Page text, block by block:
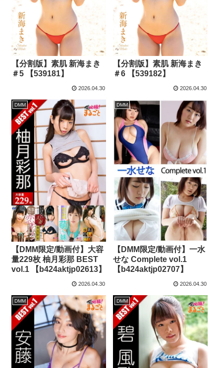
【分割版】素肌 新海まき
＃5 【539181】
2026.04.30
【分割版】素肌 新海まき
＃6 【539182】
2026.04.30
DMM
【DMM限定/動画付】大容
量229枚 柚月彩那 BEST
vol.1 【b424aktjp02613】
2026.04.30
DMM
【DMM限定/動画付】一水
せな Complete vol.1
【b424aktjp02707】
2026.04.30
DMM DMM